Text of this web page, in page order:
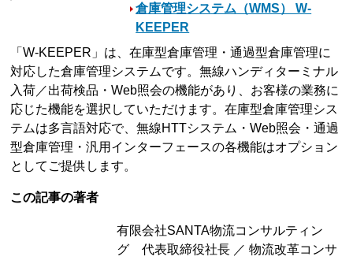
倉庫管理システム（WMS） W-
KEEPER
「W-KEEPER」は、在庫型倉庫管理・通過型倉庫管理に
対応した倉庫管理システムです。無線ハンディターミナル
入荷／出荷検品・Web照会の機能があり、お客様の業務に
応じた機能を選択していただけます。在庫型倉庫管理シス
テムは多言語対応で、無線HTTシステム・Web照会・通過
型倉庫管理・汎用インターフェースの各機能はオプション
としてご提供します。
この記事の著者
有限会社SANTA物流コンサルティン
グ 代表取締役社長 ／ 物流改革コンサ